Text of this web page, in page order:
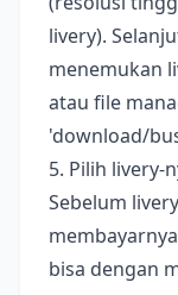
livery).
menemukan
atau file
'download/
5. Pilih livery-
Sebelum
bisa dengan